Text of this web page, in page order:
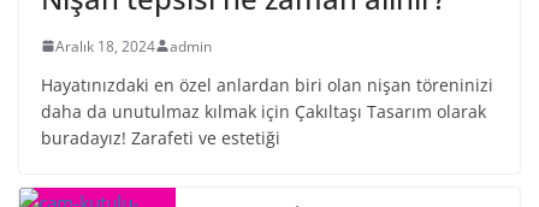
Aralık 18, 2024 admin
Hayatınızdaki en özel anlardan biri olan nişan töreninizi
daha da unutulmaz kılmak için Çakıltaşı Tasarım olarak
buradayız! Zarafeti ve estetiği